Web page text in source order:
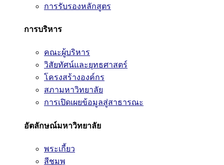
การรับรองหลักสูตร
การบริหาร
คณะผู้บริหาร
วิสัยทัศน์และยุทธศาสตร์
โครงสร้างองค์กร
สภามหาวิทยาลัย
การเปิดเผยข้อมูลสู่สาธารณะ
อัตลักษณ์มหาวิทยาลัย
พระเกี้ยว
สีชมพู